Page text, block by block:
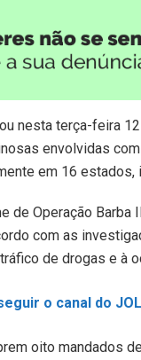
nesta terça-feira
envolvidas
em 16 estados,
de Operação
com as
de drogas e à
o canal do
oito mandados